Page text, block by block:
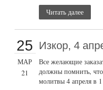
Читать далее
25
МАР
21
Изкор, 4
Все желающие
должны помнить,
молитвы 4 апреля в